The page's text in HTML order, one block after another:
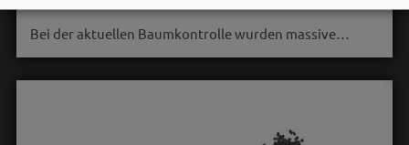
Bei der aktuellen Baumkontrolle wurden massive…